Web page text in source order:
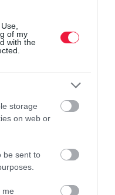
of my
with the
storage
on web or
be sent to
me
is egészségesebb